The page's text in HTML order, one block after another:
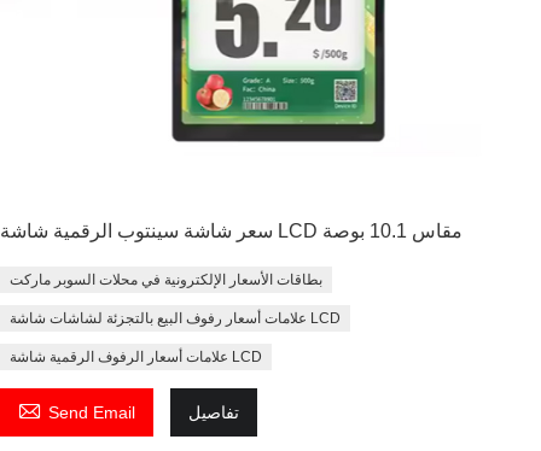
سعر شاشة سينتوب الرقمية شاشة LCD مقاس 10.1 بوصة
بطاقات الأسعار الإلكترونية في محلات السوبر ماركت
علامات أسعار رفوف البيع بالتجزئة لشاشات شاشة LCD
علامات أسعار الرفوف الرقمية شاشة LCD
 Send Email تفاصيل